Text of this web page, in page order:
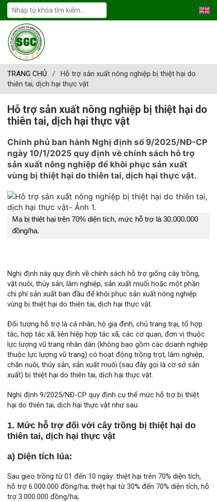
TRANG CHỦ /
Hỗ trợ sản xuất nông nghiệp bị thiệt hại do
thiên tai, dịch hại thực vật
Hỗ trợ sản xuất nông nghiệp bị thiệt hại do
thiên tai, dịch hại thực vật
Chính phủ ban hành Nghị định số 9/2025/NĐ-CP
ngày 10/1/2025 quy định về chính sách hỗ trợ
sản xuất nông nghiệp để khôi phục sản xuất
vùng bị thiệt hại do thiên tai, dịch hại thực vật.
Mạ bị thiệt hại trên 70% diện tích, mức hỗ trợ là 30.000.000
đồng/ha.
Nghị định này quy định về chính sách hỗ trợ giống cây trồng,
vật nuôi, thủy sản, lâm nghiệp, sản xuất muối hoặc một phần
chi phí sản xuất ban đầu để khôi phục sản xuất nông nghiệp
vùng bị thiệt hại do thiên tai, dịch hại thực vật.
Đối tượng hỗ trợ là cá nhân, hộ gia đình, chủ trang trại, tổ hợp
tác, hợp tác xã, liên hiệp hợp tác xã, các cơ quan, đơn vị thuộc
lực lượng vũ trang nhân dân (không bao gồm các doanh nghiệp
thuộc lực lượng vũ trang) có hoạt động trồng trọt, lâm nghiệp,
chăn nuôi, thủy sản, sản xuất muối (sau đây gọi là cơ sở sản
xuất) bị thiệt hại do thiên tai, dịch hại thực vật.
Nghị định 9/2025/NĐ-CP quy định cụ thể mức hỗ trợ bị thiệt
hại do thiên tai, dịch hại thực vật như sau:
1. Mức hỗ trợ đối với cây trồng bị thiệt hại do
thiên tai, dịch hại thực vật
a) Diện tích lúa:
Sau gieo trồng từ 01 đến 10 ngày: thiệt hại trên 70% diện tích,
hỗ trợ 6.000.000 đồng/ha; thiệt hại từ 30% đến 70% diện tích, hỗ
trợ 3.000.000 đồng/ha;